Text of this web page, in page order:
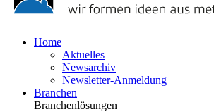
Home
Aktuelles
Newsarchiv
Newsletter-Anmeldung
Branchen
Branchenlösungen